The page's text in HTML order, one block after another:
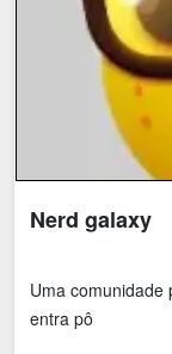
Nerd galaxy
Uma
entra pô